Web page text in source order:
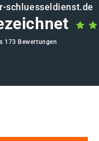
schluesseldienst.de
173 Bewertungen